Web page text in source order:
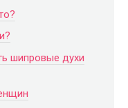
шипровые духи